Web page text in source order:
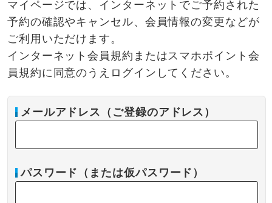
マイページでは、インターネットでご予約された
予約の確認やキャンセル、会員情報の変更などが
ご利用いただけます。
インターネット会員規約またはスマホポイント会
員規約に同意のうえログインしてください。
メールアドレス（ご登録のアドレス）
パスワード（または仮パスワード）